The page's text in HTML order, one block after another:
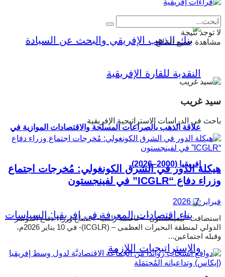
علاقة الذهب بالصراعات المسلحة والاقتصادات الموازية في
إفريقيا (2000–2026)
لا توجد نتيجة
مشاهدة جميع النتائج
سيد غريب
باحث في الدراسات الاستراتيجية الإفريقية
هيكلة الدور في الشرق الكونغولي: مُخرجات اجتماع
وزراء دفاع “ICGLR” في لفينجستون
فبراير 7, 2026
استضافت "ليفينغستون" –عاصمة زامبيا- اجتماع وزراء دفاع المؤتمر
الدولي لمنطقة البحيرات العظمى – (ICGLR)- في 10 يناير 2026م،
وقبله اجتماعين...